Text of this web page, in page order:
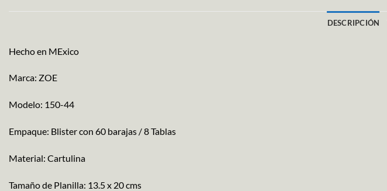
DESCRIPCIÓN
Hecho en MExico
Marca: ZOE
Modelo: 150-44
Empaque: Blister con 60 barajas / 8 Tablas
Material: Cartulina
Tamaño de Planilla: 13.5 x 20 cms